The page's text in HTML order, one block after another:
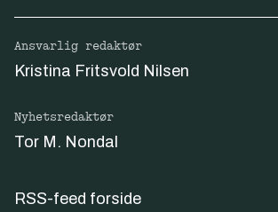
Ansvarlig redaktør
Kristina Fritsvold Nilsen
Nyhetsredaktør
Tor M. Nondal
RSS-feed forside